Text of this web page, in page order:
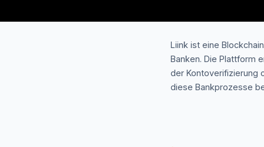
Liink ist eine
Banken. Die Plattform
der Kontoverifizierung
diese Bankprozesse